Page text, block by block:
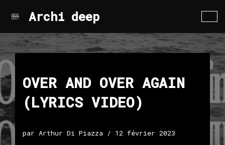
contenu
Archi deep
OVER AND OVER AGAIN
(LYRICS VIDEO)
par Arthur Di Piazza 12 février 2023